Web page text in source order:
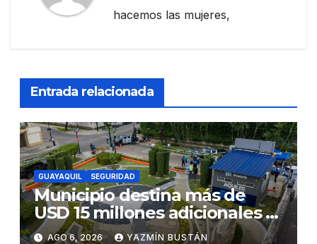
hacemos las mujeres,
Entrada relacionada
GUAYAQUIL SEGURIDAD
Municipio destina más de
USD 15 millones adicionales a
SEGURA EP para fortalecer la
AGO 6, 2026 YAZMÍN BUSTÁN